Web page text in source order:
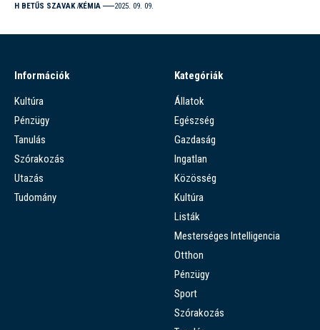
H BETŰS SZAVAK KÉMIA 2025. 09. 09.
Információk
Kultúra
Pénzügy
Tanulás
Szórakozás
Utazás
Tudomány
Kategóriák
Állatok
Egészség
Gazdaság
Ingatlan
Közösség
Kultúra
Listák
Mesterséges Intelligencia
Otthon
Pénzügy
Sport
Szórakozás